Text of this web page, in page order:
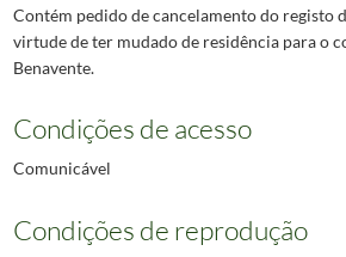
Contém pedido de cancelamento do registo
virtude de ter mudado de residência para o
Benavente.
Condições de acesso
Comunicável
Condições de reprodução